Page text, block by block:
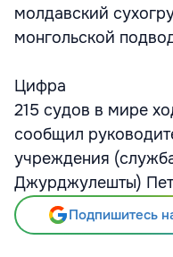
молдавский
монгольской
Цифра
215 судов в мире
сообщил
учреждения
Джурджулешты)
Подпишитесь